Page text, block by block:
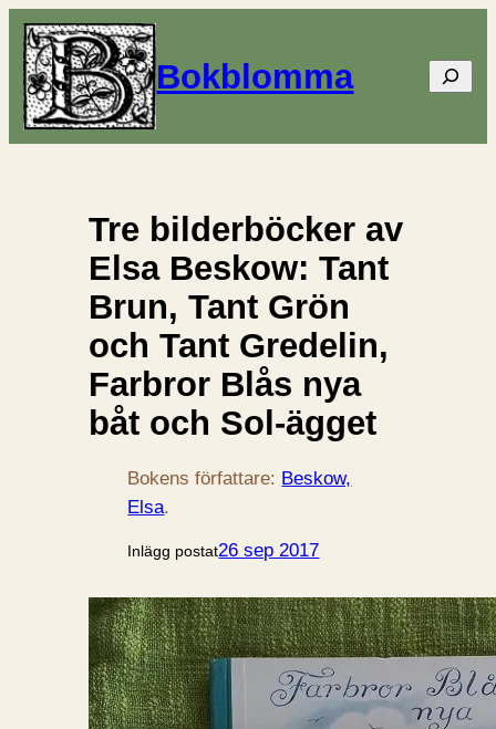
Bokblomma Sök
Tre bilderböcker av
Elsa Beskow: Tant
Brun, Tant Grön
och Tant Gredelin,
Farbror Blås nya
båt och Sol-ägget
Bokens författare: Beskow,
Elsa.
Inlägg postat26 sep 2017